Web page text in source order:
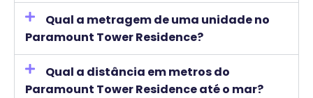
Qual a metragem de uma unidade no
Paramount Tower Residence?
Qual a distância em metros do
Paramount Tower Residence até o mar?